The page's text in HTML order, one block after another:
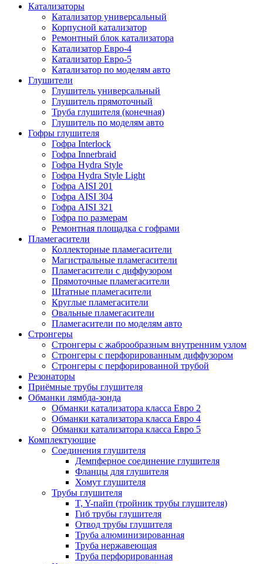
Катализаторы
Катализатор универсальный
Корпусной катализатор
Ремонтный блок катализатора
Катализатор Евро-4
Катализатор Евро-5
Катализатор по моделям авто
Глушители
Глушитель универсальный
Глушитель прямоточный
Труба глушителя (конечная)
Глушитель по моделям авто
Гофры глушителя
Гофра Interlock
Гофра Innerbraid
Гофра Hydra Style
Гофра Hydra Style Light
Гофра AISI 201
Гофра AISI 304
Гофра AISI 321
Гофра по размерам
Ремонтная площадка с гофрами
Пламегасители
Коллекторные пламегасители
Магистральные пламегасители
Пламегасители с диффузором
Прямоточные пламегасители
Штатные пламегасители
Круглые пламегасители
Овальные пламегасители
Пламегасители по моделям авто
Стронгеры
Стронгеры с жаброобразным внутренним узлом
Стронгеры с перфорированным диффузором
Стронгеры с перфорированной трубой
Резонаторы
Приёмные трубы глушителя
Обманки лямбда-зонда
Обманки катализатора класса Евро 2
Обманки катализатора класса Евро 4
Обманки катализатора класса Евро 5
Комплектующие
Соединения глушителя
Демпферное соединение глушителя
Фланцы для глушителя
Хомут глушителя
Трубы глушителя
T, Y-пайп (тройник трубы глушителя)
Гиб трубы глушителя
Отвод трубы глушителя
Труба алюминизированная
Труба нержавеющая
Труба перфорированная